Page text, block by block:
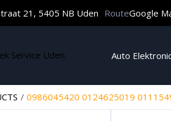
21, 5405 NB Uden RouteGoogle
Auto
0986045420 0124625019